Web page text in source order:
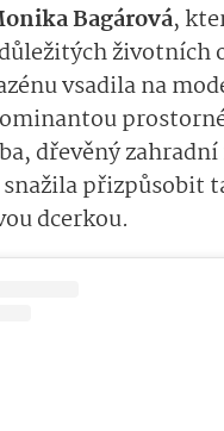
Bagárová,
životních
vsadila na
dřevěný
snažila přizpůsobit
dcerkou.